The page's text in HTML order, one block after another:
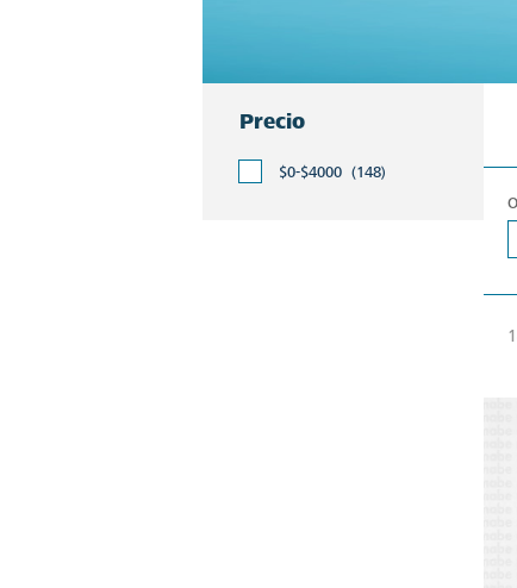
Precio
$0-$4000 (148)